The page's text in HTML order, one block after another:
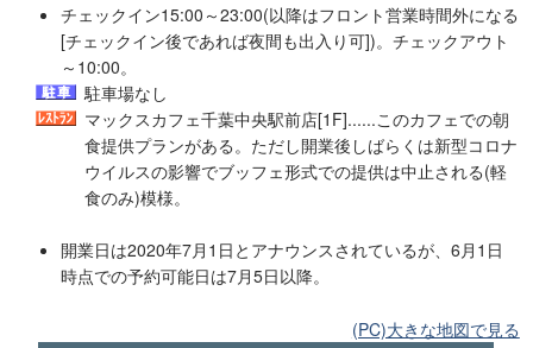
チェックイン15:00～23:00(以降はフロント営業時間外になる
[チェックイン後であれば夜間も出入り可])。チェックアウト
～10:00。
駐車場なし
マックスカフェ千葉中央駅前店[1F]......このカフェでの朝
食提供プランがある。ただし開業後しばらくは新型コロナ
ウイルスの影響でブッフェ形式での提供は中止される(軽
食のみ)模様。
開業日は2020年7月1日とアナウンスされているが、6月1日
時点での予約可能日は7月5日以降。
(PC)大きな地図で見る